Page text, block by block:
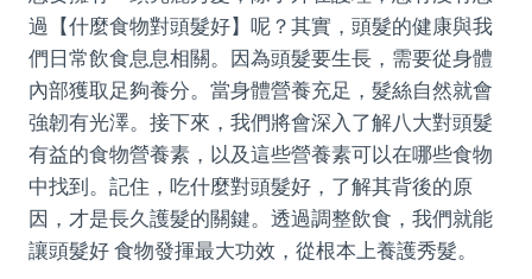
過【什麼食物對頭髮好】呢？其實，頭髮的健康與我
們日常飲食息息相關。因為頭髮要生長，需要從身體
內部獲取足夠養分。當身體營養充足，髮絲自然就會
強韌有光澤。接下來，我們將會深入了解八大對頭髮
有益的食物營養素，以及這些營養素可以在哪些食物
中找到。記住，吃什麼對頭髮好，了解其背後的原
因，才是長久護髮的關鍵。透過調整飲食，我們就能
讓頭髮好 食物發揮最大功效，從根本上養護秀髮。